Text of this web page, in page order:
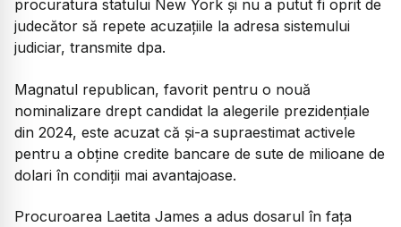
procuratura statului New York şi nu a putut fi oprit de
judecător să repete acuzaţiile la adresa sistemului
judiciar, transmite dpa.
Magnatul republican, favorit pentru o nouă
nominalizare drept candidat la alegerile prezidenţiale
din 2024, este acuzat că şi-a supraestimat activele
pentru a obţine credite bancare de sute de milioane de
dolari în condiţii mai avantajoase.
Procuroarea Laetita James a adus dosarul în faţa